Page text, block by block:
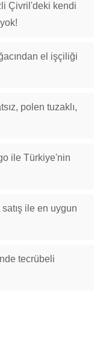
Çivril'deki kendi
el işçiliği
polen tuzaklı,
ile Türkiye'nin
satış ile en uygun
tecrübeli